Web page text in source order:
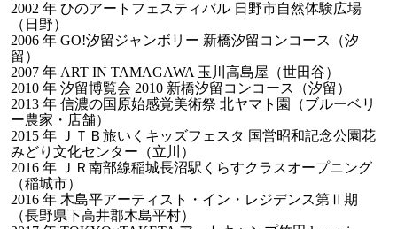
2002 年 ひのアートフェスティバル 日野市自然体験広場
（日野）
2006 年 GO!汐留ジャンボリー 新橋汐留コンコース（汐
留）
2007 年 ART IN TAMAGAWA 玉川高島屋（世田谷）
2010 年 汐留博覧会 2010 新橋汐留コンコース（汐留）
2013 年 信濃の国原始感覚美術祭 北ヤマト園（ブルーベリ
ー農家・店舗）
2015 年 ＪＴＢ旅いくキッズフェスタ 国営昭和記念公園花
みどり文化センター（立川）
2016 年 ＪＲ南部線稲城長沼駅くらすクラスオープニング
（稲城市）
2016 年 木島平アーティスト・イン・レジデンス第Ⅱ期
（長野県下高井郡木島平村）